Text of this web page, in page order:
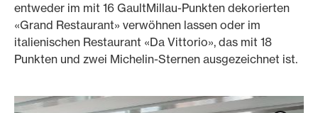
entweder im mit 16 GaultMillau-Punkten dekorierten
«Grand Restaurant» verwöhnen lassen oder im
italienischen Restaurant «Da Vittorio», das mit 18
Punkten und zwei Michelin-Sternen ausgezeichnet ist.